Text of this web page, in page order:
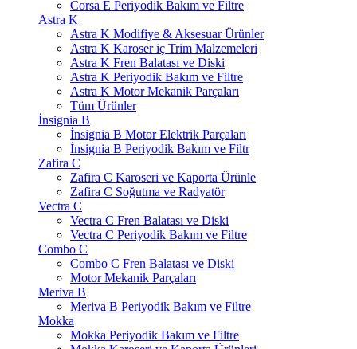
Corsa E Periyodik Bakım ve Filtre
Astra K
Astra K Modifiye & Aksesuar Ürünler
Astra K Karoser iç Trim Malzemeleri
Astra K Fren Balatası ve Diski
Astra K Periyodik Bakım ve Filtre
Astra K Motor Mekanik Parçaları
Tüm Ürünler
İnsignia B
İnsignia B Motor Elektrik Parçaları
İnsignia B Periyodik Bakım ve Filtr
Zafira C
Zafira C Karoseri ve Kaporta Ürünle
Zafira C Soğutma ve Radyatör
Vectra C
Vectra C Fren Balatası ve Diski
Vectra C Periyodik Bakım ve Filtre
Combo C
Combo C Fren Balatası ve Diski
Motor Mekanik Parçaları
Meriva B
Meriva B Periyodik Bakım ve Filtre
Mokka
Mokka Periyodik Bakım ve Filtre